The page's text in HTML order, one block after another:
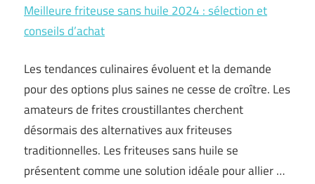
Meilleure friteuse sans huile 2024 : sélection et
conseils d’achat
Les tendances culinaires évoluent et la demande
pour des options plus saines ne cesse de croître. Les
amateurs de frites croustillantes cherchent
désormais des alternatives aux friteuses
traditionnelles. Les friteuses sans huile se
présentent comme une solution idéale pour allier …